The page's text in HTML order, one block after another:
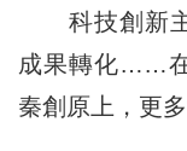
科技創新主
成果轉化……
秦創原上，更多